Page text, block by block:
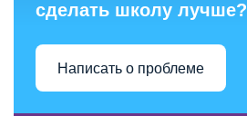
сделать школу лучше?
Написать о проблеме